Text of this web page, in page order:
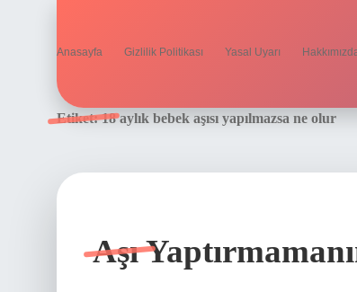
Anasayfa Gizlilik Politikası Yasal Uyarı
Etiket:18 aylık bebek aşısı yapılmazsa ne olur
Aşı